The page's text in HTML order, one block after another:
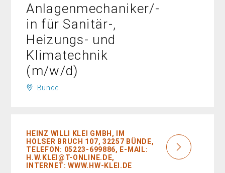
Anlagenmechaniker/-
in für Sanitär-,
Heizungs- und
Klimatechnik
(m/w/d)
Bünde
HEINZ WILLI KLEI GMBH, IM
HOLSER BRUCH 107, 32257 BÜNDE,
TELEFON: 05223-699886, E-MAIL:
H.W.KLEI@T-ONLINE.DE,
INTERNET: WWW.HW-KLEI.DE